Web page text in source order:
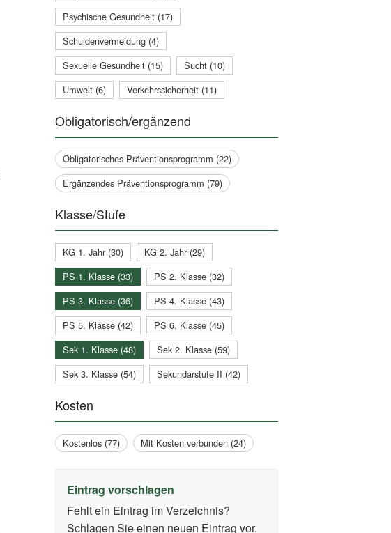
Psychische Gesundheit (17)
Schuldenvermeidung (4)
Sexuelle Gesundheit (15)
Sucht (10)
Umwelt (6)
Verkehrssicherheit (11)
Obligatorisch/ergänzend
Obligatorisches Präventionsprogramm (22)
Ergänzendes Präventionsprogramm (79)
Klasse/Stufe
KG 1. Jahr (30)
KG 2. Jahr (29)
PS 1. Klasse (33)
PS 2. Klasse (32)
PS 3. Klasse (36)
PS 4. Klasse (43)
PS 5. Klasse (42)
PS 6. Klasse (45)
Sek 1. Klasse (48)
Sek 2. Klasse (59)
Sek 3. Klasse (54)
Sekundarstufe II (42)
Kosten
Kostenlos (77) Mit Kosten verbunden (24)
Eintrag vorschlagen
Fehlt ein Eintrag im Verzeichnis?
Schlagen Sie einen neuen Eintrag vor.